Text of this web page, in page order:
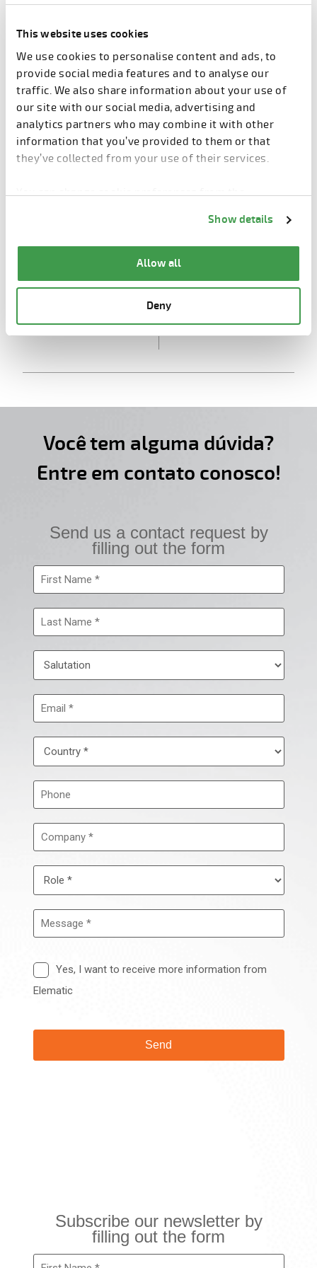
This website uses cookies
We use cookies to personalise content and ads, to
provide social media features and to analyse our
traffic. We also share information about your use of
our site with our social media, advertising and
analytics partners who may combine it with other
information that you’ve provided to them or that
they’ve collected from your use of their services.
You can change cookie preferences from the
Show details
Allow all
Deny
PRO Wall
Produtos pré-moldados
revestimento
Você tem alguma dúvida?
Entre em contato conosco!